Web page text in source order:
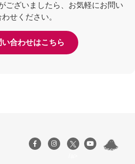
ございましたら、お気軽にお問い
わせください。
い合わせはこちら